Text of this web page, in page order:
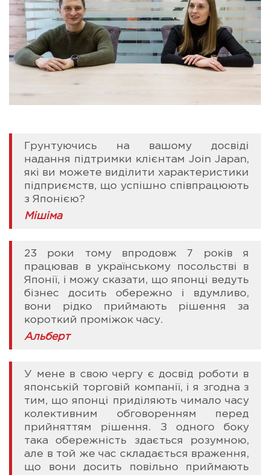
Грунтуючись на вашому досвіді
надання підтримки клієнтам Join Japan,
які ви можете виділити характеристики
підприємств, що успішно співпрацюють
з Японією?
Мішіма
23 роки тому впродовж 7 років я
працював в українському посольстві в
Японії, і можу сказати, що японці ведуть
бізнес досить обережно і вдумливо,
вони рідко приймають рішення за
короткий проміжок часу.
Альберт
У мене в свою чергу є досвід роботи в
японській торговій компанії, і я згодна з
тим, що японці приділяють чимало часу
колективним обговоренням перед
прийняттям рішення. З одного боку
така обережність здається розумною,
але в той же час складається враження,
що вони досить повільно приймають